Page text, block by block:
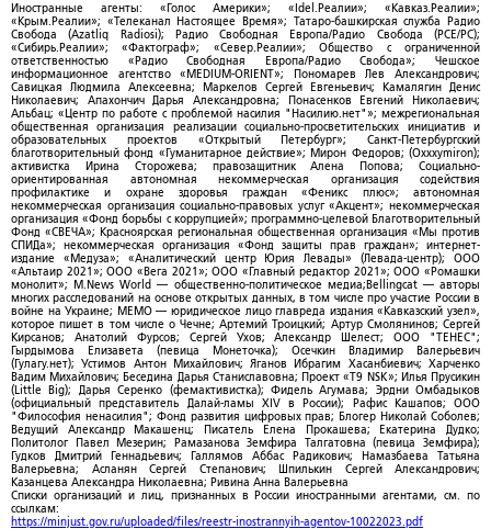
Иностранные агенты: «Голос Америки»; «Idel.Реалии»; «Кавказ.Реалии»;
«Крым.Реалии»; «Телеканал Настоящее Время»; Татаро-башкирская служба Радио
Свобода (Azatliq Radiosi); Радио Свободная Европа/Радио Свобода (PCE/PC);
«Сибирь.Реалии»; «Фактограф»; «Север.Реалии»; Общество с ограниченной
ответственностью «Радио Свободная Европа/Радио Свобода»; Чешское
информационное агентство «MEDIUM-ORIENT»; Пономарев Лев Александрович;
Савицкая Людмила Алексеевна; Маркелов Сергей Евгеньевич; Камалягин Денис
Николаевич; Апахончич Дарья Александровна; Понасенков Евгений Николаевич;
Альбац; «Центр по работе с проблемой насилия "Насилию.нет"»; межрегиональная
общественная организация реализации социально-просветительских инициатив и
образовательных проектов «Открытый Петербург»; Санкт-Петербургский
благотворительный фонд «Гуманитарное действие»; Мирон Федоров; (Oxxxymiron);
активистка Ирина Сторожева; правозащитник Алена Попова; Социально-
ориентированная автономная некоммерческая организация содействия
профилактике и охране здоровья граждан «Феникс плюс»; автономная
некоммерческая организация социально-правовых услуг «Акцент»; некоммерческая
организация «Фонд борьбы с коррупцией»; программно-целевой Благотворительный
Фонд «СВЕЧА»; Красноярская региональная общественная организация «Мы против
СПИДа»; некоммерческая организация «Фонд защиты прав граждан»; интернет-
издание «Медуза»; «Аналитический центр Юрия Левады» (Левада-центр); ООО
«Альтаир 2021»; ООО «Вега 2021»; ООО «Главный редактор 2021»; ООО «Ромашки
монолит»; M.News World — общественно-политическое медиа;Bellingcat — авторы
многих расследований на основе открытых данных, в том числе про участие России в
войне на Украине; МЕМО — юридическое лицо главреда издания «Кавказский узел»,
которое пишет в том числе о Чечне; Артемий Троицкий; Артур Смолянинов; Сергей
Кирсанов; Анатолий Фурсов; Сергей Ухов; Александр Шелест; ООО "ТЕНЕС";
Гырдымова Елизавета (певица Монеточка); Осечкин Владимир Валерьевич
(Гулагу.нет); Устимов Антон Михайлович; Яганов Ибрагим Хасанбиевич; Харченко
Вадим Михайлович; Беседина Дарья Станиславовна; Проект «T9 NSK»; Илья Прусикин
(Little Big); Дарья Серенко (фемактивистка); Фидель Агумава; Эрдни Омбадыков
(официальный представитель Далай-ламы XIV в России); Рафис Кашапов; ООО
"Философия ненасилия"; Фонд развития цифровых прав; Блогер Николай Соболев;
Ведущий Александр Макашенц; Писатель Елена Прокашева; Екатерина Дудко;
Политолог Павел Мезерин; Рамазанова Земфира Талгатовна (певица Земфира);
Гудков Дмитрий Геннадьевич; Галлямов Аббас Радикович; Намазбаева Татьяна
Валерьевна; Асланян Сергей Степанович; Шпилькин Сергей Александрович;
Казанцева Александра Николаевна; Ривина Анна Валерьевна
Списки организаций и лиц, признанных в России иностранными агентами, см. по
ссылкам:
https://minjust.gov.ru/uploaded/files/reestr-inostrannyih-agentov-10022023.pdf